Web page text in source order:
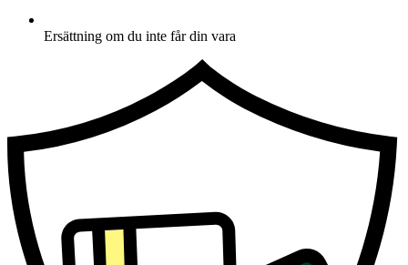
Ersättning om du inte får din vara